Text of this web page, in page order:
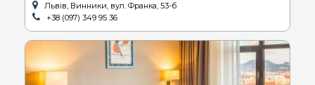
Львів, Винники, вул. Франка, 53-б
+38 (097) 349 95 36